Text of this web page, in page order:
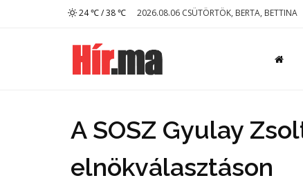
24 ℃ / 38 ℃ 2026.08.06 CSÜTÖRTÖK, BERTA, BETTINA
A SOSZ Gyulay
elnökválasztáson